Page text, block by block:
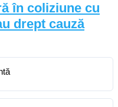
în coliziune cu
drept cauză